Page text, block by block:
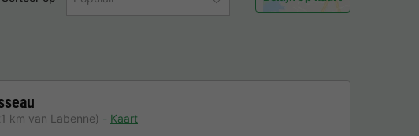
km van Labenne) Kaart